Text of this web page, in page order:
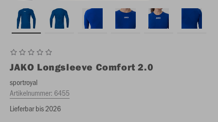
JAKO Longsleeve Comfort 2.0
sportroyal
Artikelnummer: 6455
Lieferbar bis 2026